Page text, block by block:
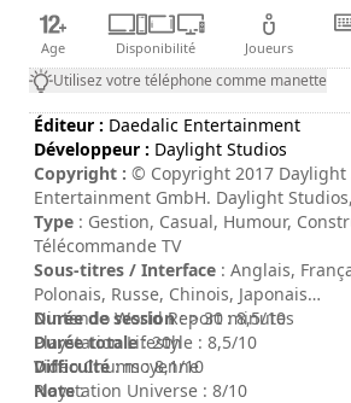
Age Disponibilité Joueurs
Utilisez votre téléphone comme manette
Éditeur : Daedalic Entertainment
Développeur : Daylight Studios
Copyright : © Copyright 2017 Daylight
Entertainment GmbH. Daylight
Potatoes! We're in Space?! and their
trademarks of Daylight Studios Pte Ltd.
Daedalic logo are trademarks of
GmbH.
Type : Gestion, Casual, Humour,
Télécommande TV
Sous-titres / Interface : Anglais,
Polonais, Russe, Chinois, Japonais
Durée de session: > 30 minutes
Durée totale: 20h
Difficulté: moyenne
Note:
Nintendo World Report : 8,5/10
Playstation Lifestyle : 8,5/10
Video Chums : 8,1/10
Playstation Universe : 8/10